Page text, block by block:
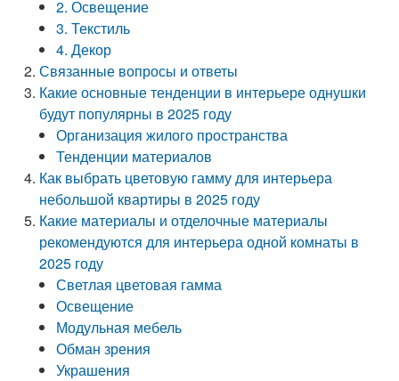
2. Освещение
3. Текстиль
4. Декор
Связанные вопросы и ответы
Какие основные тенденции в интерьере однушки
будут популярны в 2025 году
Организация жилого пространства
Тенденции материалов
Как выбрать цветовую гамму для интерьера
небольшой квартиры в 2025 году
Какие материалы и отделочные материалы
рекомендуются для интерьера одной комнаты в
2025 году
Светлая цветовая гамма
Освещение
Модульная мебель
Обман зрения
Украшения